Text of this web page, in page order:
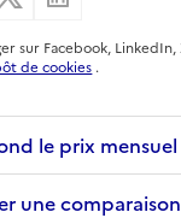
Finess n° 450002308
hospitalier de
sur Facebook, LinkedIn,
de cookies .
le prix mensuel
une